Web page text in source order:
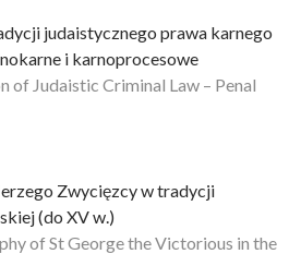
judaistycznego prawa karnego
i karnoprocesowe
of Judaistic Criminal Law – Penal
Zwycięzcy w tradycji
(do XV w.)
of St George the Victorious in the